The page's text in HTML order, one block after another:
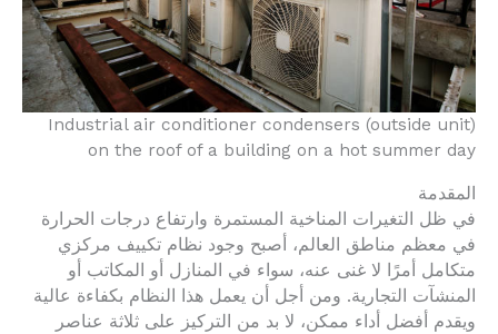
Industrial air conditioner condensers (outside unit)
on the roof of a building on a hot summer day
المقدمة
في ظل التغيرات المناخية المستمرة وارتفاع درجات الحرارة
في معظم مناطق العالم، أصبح وجود نظام تكييف مركزي
متكامل أمرًا لا غنى عنه، سواء في المنازل أو المكاتب أو
المنشآت التجارية. ومن أجل أن يعمل هذا النظام بكفاءة عالية
ويقدم أفضل أداء ممكن، لا بد من التركيز على ثلاثة عناصر